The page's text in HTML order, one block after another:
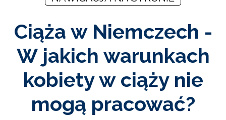
Ciąża w Niemczech -
W jakich warunkach
kobiety w ciąży nie
mogą pracować?